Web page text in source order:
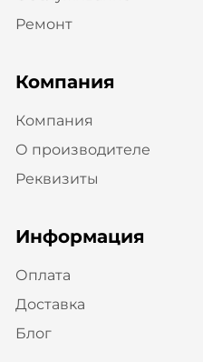
Ремонт
Компания
Компания
О производителе
Реквизиты
Информация
Оплата
Доставка
Блог